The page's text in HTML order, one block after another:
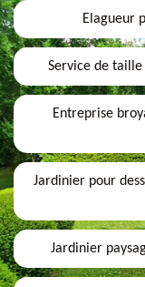
Elagueur
Service de
Entreprise
Jardinier pour
Jardinier